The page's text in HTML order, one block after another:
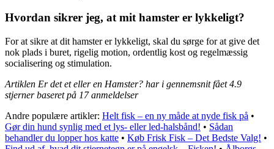
Hvordan sikrer jeg, at mit hamster er lykkeligt?
For at sikre at dit hamster er lykkeligt, skal du sørge for at give det
nok plads i buret, rigelig motion, ordentlig kost og regelmæssig
socialisering og stimulation.
Artiklen Er det et eller en Hamster? har i gennemsnit fået4.9
stjerner baseret på 17anmeldelser
Andre populære artikler: Helt fisk – en ny måde at nyde fisk på •
Gør din hund synlig med et lys- eller led-halsbånd! • Sådan
behandler du lopper hos katte • Køb Frisk Fisk – Det Bedste Valg! •